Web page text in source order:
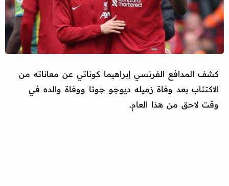
كشف المدافع الفرنسي إبراهيما كوناتي عن معاناته من
الاكتئاب بعد وفاة زميله ديوجو جوتا ووفاة والده في
وقت لاحق من هذا العام.